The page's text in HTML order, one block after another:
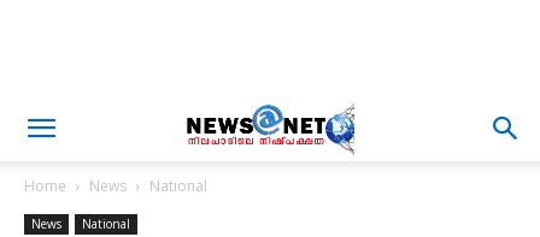
Home News National
News National